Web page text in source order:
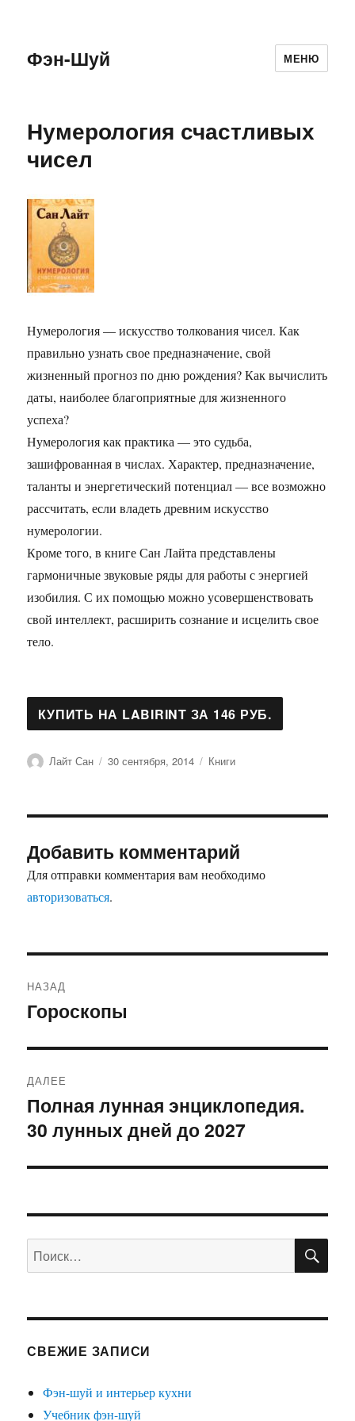
Фэн-Шуй МЕНЮ
Нумерология счастливых
чисел
Нумерология — искусство толкования чисел. Как
правильно узнать свое предназначение, свой
жизненный прогноз по дню рождения? Как вычислить
даты, наиболее благоприятные для жизненного
успеха?
Нумерология как практика — это судьба,
зашифрованная в числах. Характер, предназначение,
таланты и энергетический потенциал — все возможно
рассчитать, если владеть древним искусство
нумерологии.
Кроме того, в книге Сан Лайта представлены
гармоничные звуковые ряды для работы с энергией
изобилия. С их помощью можно усовершенствовать
свой интеллект, расширить сознание и исцелить свое
тело.
Автор
Лайт Сан Опубликовано
30 сентября, 2014 Рубрики
Книги
Добавить комментарий
Для отправки комментария вам необходимо
авторизоваться.
по
НАЗАД
Предыдущая
Гороскопы
ДАЛЕЕ
Следующая
запись:
Полная лунная энциклопедия.
30 лунных дней до 2027
Искать:
СВЕЖИЕ ЗАПИСИ
Фэн-шуй и интерьер кухни
Учебник фэн-шуй